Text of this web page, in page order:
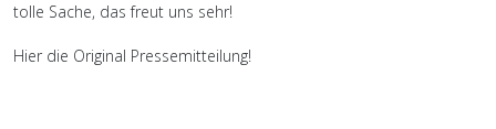
tolle Sache, das freut uns sehr!
Hier die Original Pressemitteilung!